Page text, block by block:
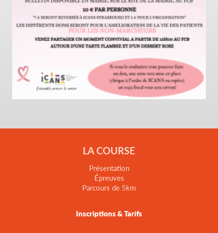
LA COURSE
Présentation
Épreuves
Parcours de 5km
Inscriptions & Tarifs